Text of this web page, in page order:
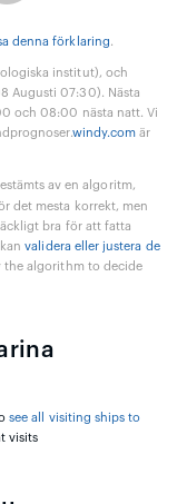
denna förklaring.
institut), och
Augusti 07:30). Nästa
och 08:00 nästa natt. Vi
windy.com är
av en algoritm,
det mesta korrekt, men
bra för att fatta
kanvalidera eller justera de
the algorithm to decide
see all visiting ships to
visits